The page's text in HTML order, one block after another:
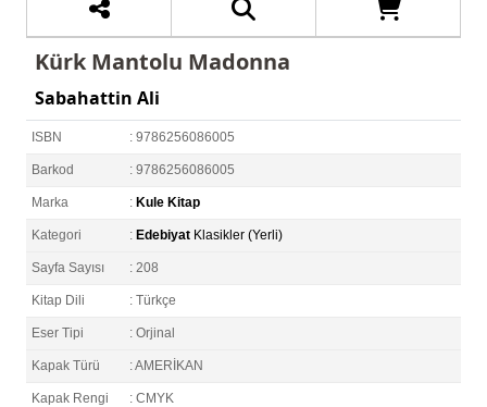
Kürk Mantolu Madonna
Sabahattin Ali
ISBN : 9786256086005
Barkod : 9786256086005
Marka : Kule Kitap
Kategori : Edebiyat Klasikler (Yerli)
Sayfa Sayısı : 208
Kitap Dili : Türkçe
Eser Tipi : Orjinal
Kapak Türü : AMERİKAN
Kapak Rengi : CMYK